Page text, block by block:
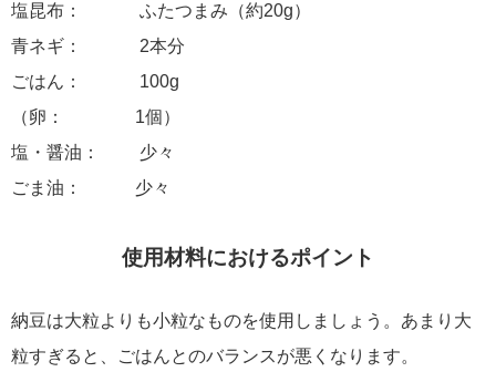
塩昆布： ふたつまみ（約20g）
青ネギ： 2本分
ごはん： 100g
（卵： 1個）
塩・醤油： 少々
ごま油： 少々
使用材料におけるポイント
納豆は大粒よりも小粒なものを使用しましょう。あまり大
粒すぎると、ごはんとのバランスが悪くなります。